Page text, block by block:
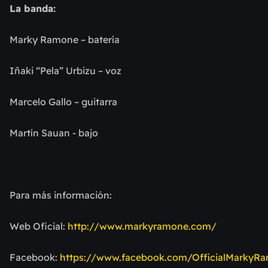
La banda:
Marky Ramone – batería
Iñaki “Pela” Urbizu – voz
Marcelo Gallo – guitarra
Martín Sauan - bajo
Para más información:
Web Oficial: http://www.markyramone.com/
Facebook: https://www.facebook.com/